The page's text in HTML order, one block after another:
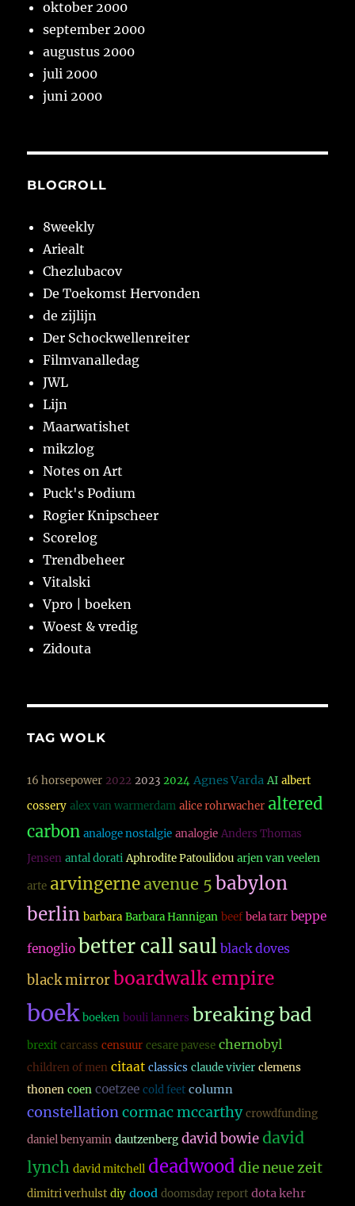
oktober 2000
september 2000
augustus 2000
juli 2000
juni 2000
BLOGROLL
8weekly
Ariealt
Chezlubacov
De Toekomst Hervonden
de zijlijn
Der Schockwellenreiter
Filmvanalledag
JWL
Lijn
Maarwatishet
mikzlog
Notes on Art
Puck's Podium
Rogier Knipscheer
Scorelog
Trendbeheer
Vitalski
Vpro | boeken
Woest & vredig
Zidouta
TAG WOLK
16 horsepower 2022 2023 2024 Agnes Varda AI albert
cossery alex van warmerdam alice rohrwacher altered
carbon analoge nostalgie analogie Anders Thomas
Jensen antal dorati Aphrodite Patoulidou arjen van veelen
arte arvingerne avenue 5 babylon
berlin barbara Barbara Hannigan beef bela tarr beppe
fenoglio better call saul black doves
black mirror boardwalk empire
boek boeken bouli lanners breaking bad
brexit carcass censuur cesare pavese chernobyl
children of men citaat classics claude vivier clemens
thonen coen coetzee cold feet column
constellationcormac mccarthy crowdfunding
daniel benyamin dautzenberg david bowie david
lynch david mitchell deadwood die neue zeit
dimitri verhulst diy dood doomsday report dota kehr